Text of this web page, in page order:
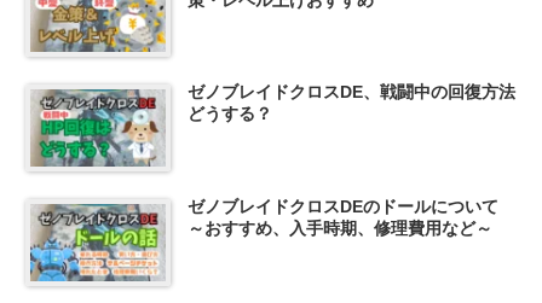
ゼノブレイドクロスDE、戦闘中の回復方法
どうする？
ゼノブレイドクロスDEのドールについて
～おすすめ、入手時期、修理費用など～